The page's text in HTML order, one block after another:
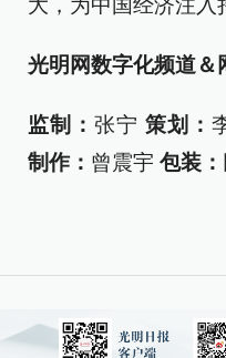
大，为中国经济注入
光明网数字化频道＆
监制：张宁策划：
制作： 曾震宇 包装：